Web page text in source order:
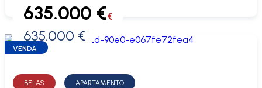
0 €
635.000 €€
635.000 €
VENDA
BELAS APARTAMENTO